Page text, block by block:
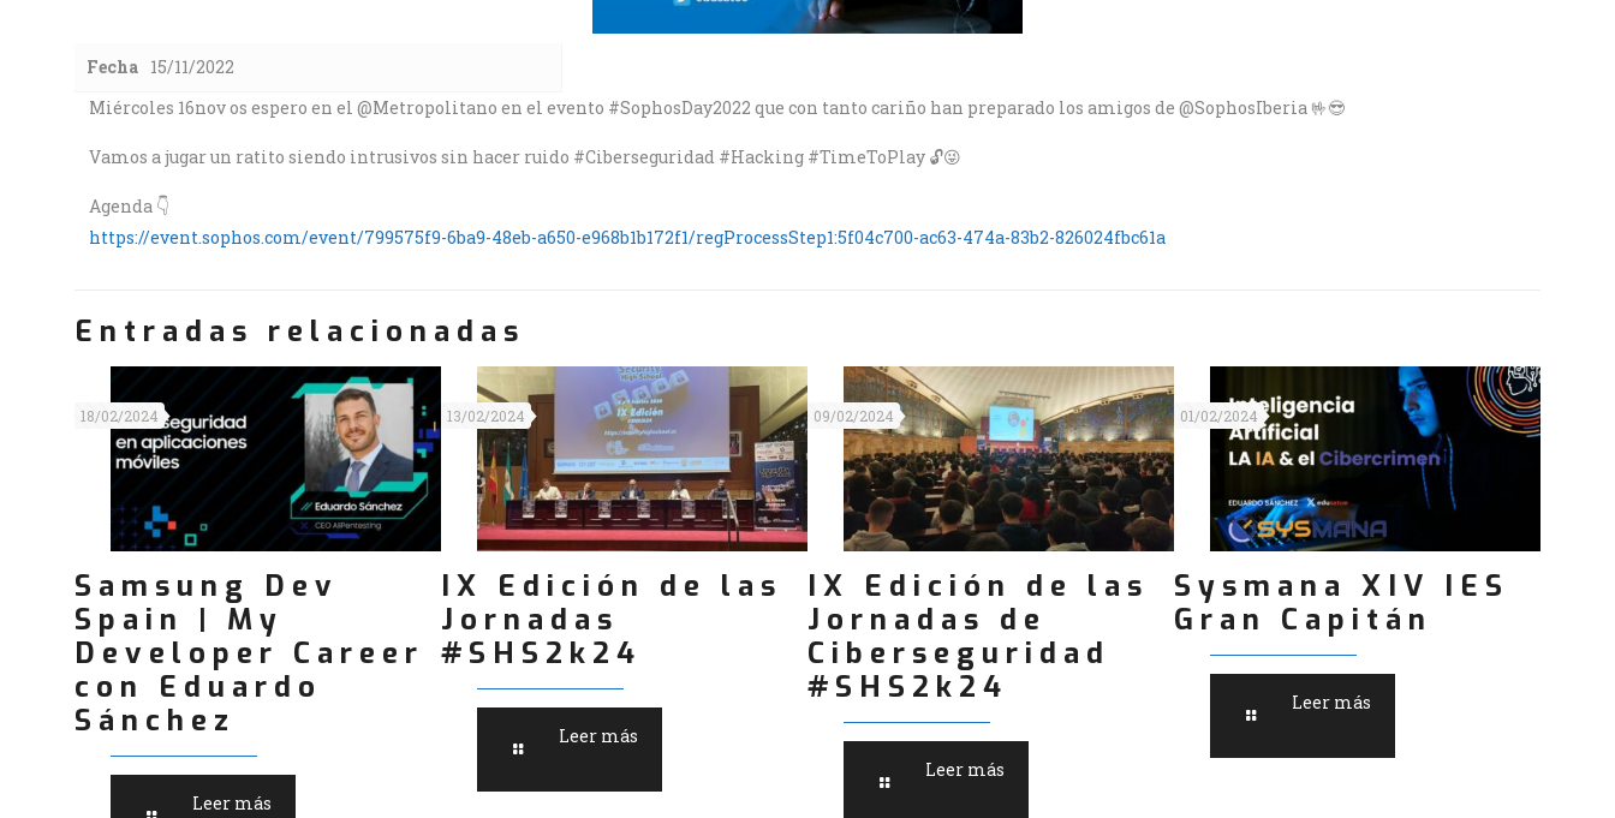
Fecha 15/11/2022
Miércoles 16nov os espero en el @Metropolitano en el evento #SophosDay2022 que con tanto cariño han preparado los amigos de @SophosIberia 🤟😎
Vamos a jugar un ratito siendo intrusivos sin hacer ruido #Ciberseguridad #Hacking #TimeToPlay 🔓😜
Agenda 👇
https://event.sophos.com/event/799575f9-6ba9-48eb-a650-e968b1b172f1/regProcessStep1:5f04c700-ac63-474a-83b2-826024fbc61a
Entradas relacionadas
18/02/2024
Samsung Dev
Spain | My
Developer Career
con Eduardo
Sánchez
Leer más
13/02/2024
IX Edición de las
Jornadas
#SHS2k24
Leer más
09/02/2024
IX Edición de las
Jornadas de
Ciberseguridad
#SHS2k24
Leer más
01/02/2024
Sysmana XIV IES
Gran Capitán
Leer más